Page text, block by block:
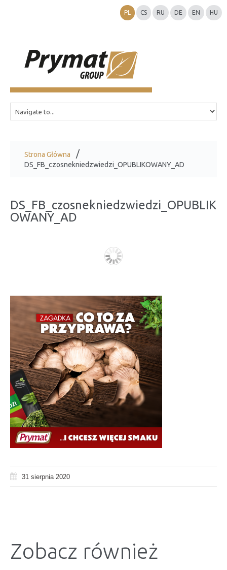
PL CS RU DE EN HU
Strona Główna
DS_FB_czosnekniedzwiedzi_OPUBLIKOWANY_AD
DS_FB_czosnekniedzwiedzi_OPUBLIK
OWANY_AD
31 sierpnia 2020
Zobacz również